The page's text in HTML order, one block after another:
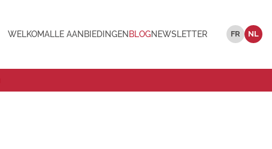
WELKOMALLE AANBIEDINGEN BLOGNEWSLETTER FR NL